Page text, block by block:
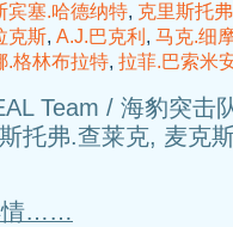
宾塞.哈德纳特, 克里斯托
克斯, A.J.巴克利 , 马克.细
.格林布拉特, 拉菲.巴索米
Team / 海豹突击
托弗.查莱克, 麦克
情……